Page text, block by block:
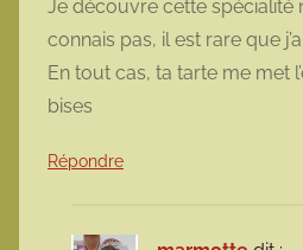
Je découvre cette spécialité
connais pas, il est rare que
En tout cas, ta tarte me met
bises
Répondre